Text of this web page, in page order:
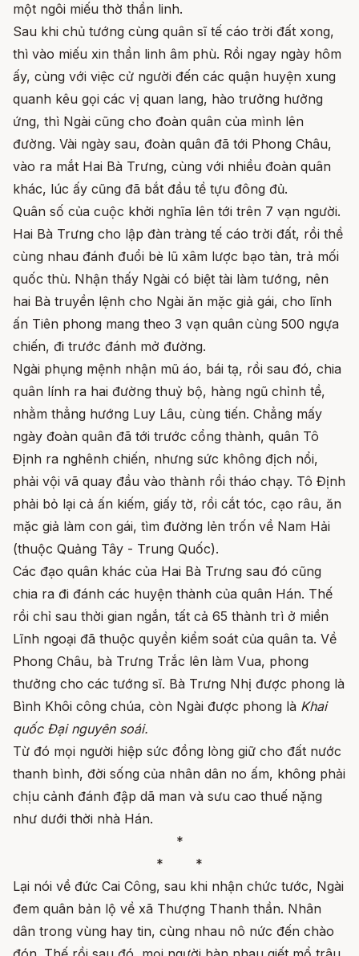
một ngôi miếu thờ thần linh.
Sau khi chủ tướng cùng quân sĩ tế cáo trời đất xong,
thì vào miếu xin thần linh âm phù. Rồi ngay ngày hôm
ấy, cùng với việc cử người đến các quận huyện xung
quanh kêu gọi các vị quan lang, hào trưởng hưởng
ứng, thì Ngài cũng cho đoàn quân của mình lên
đường. Vài ngày sau, đoàn quân đã tới Phong Châu,
vào ra mắt Hai Bà Trưng, cùng với nhiều đoàn quân
khác, lúc ấy cũng đã bắt đầu tề tựu đông đủ.
Quân số của cuộc khởi nghĩa lên tới trên 7 vạn người.
Hai Bà Trưng cho lập đàn tràng tế cáo trời đất, rồi thề
cùng nhau đánh đuổi bè lũ xâm lược bạo tàn, trả mối
quốc thù. Nhận thấy Ngài có biệt tài làm tướng, nên
hai Bà truyền lệnh cho Ngài ăn mặc giả gái, cho lĩnh
ấn Tiên phong mang theo 3 vạn quân cùng 500 ngựa
chiến, đi trước đánh mở đường.
Ngài phụng mệnh nhận mũ áo, bái tạ, rồi sau đó, chia
quân lính ra hai đường thuỷ bộ, hàng ngũ chỉnh tề,
nhằm thẳng hướng Luy Lâu, cùng tiến. Chẳng mấy
ngày đoàn quân đã tới trước cổng thành, quân Tô
Định ra nghênh chiến, nhưng sức không địch nổi,
phải vội vã quay đầu vào thành rồi tháo chạy. Tô Định
phải bỏ lại cả ấn kiếm, giấy tờ, rồi cắt tóc, cạo râu, ăn
mặc giả làm con gái, tìm đường lẻn trốn về Nam Hải
(thuộc Quảng Tây - Trung Quốc).
Các đạo quân khác của Hai Bà Trưng sau đó cũng
chia ra đi đánh các huyện thành của quân Hán. Thế
rồi chỉ sau thời gian ngắn, tất cả 65 thành trì ở miền
Lĩnh ngoại đã thuộc quyền kiểm soát của quân ta. Về
Phong Châu, bà Trưng Trắc lên làm Vua, phong
thưởng cho các tướng sĩ. Bà Trưng Nhị được phong là
Bình Khôi công chúa, còn Ngài được phong là Khai
quốc Đại nguyên soái.
Từ đó mọi người hiệp sức đồng lòng giữ cho đất nước
thanh bình, đời sống của nhân dân no ấm, không phải
chịu cảnh đánh đập dã man và sưu cao thuế nặng
như dưới thời nhà Hán.
*
* *
Lại nói về đức Cai Công, sau khi nhận chức tước, Ngài
đem quân bản lộ về xã Thượng Thanh thần. Nhân
dân trong vùng hay tin, cùng nhau nô nức đến chào